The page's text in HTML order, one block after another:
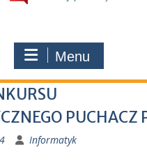
Menu
PUCHACZ
Informatyk